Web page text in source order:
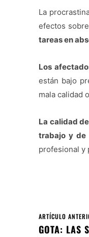
La
efectos
tareas en
Los
están bajo
mala calidad
La calidad
trabajo y de
profesional y
ARTÍCULO
GOTA: LAS